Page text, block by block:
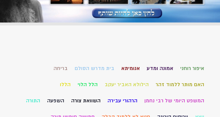
איפור רוחני אמונה ומדע אנומיתא בית מדרש הסולם בריחה
האם מותר ללמוד זהר הילולא האביר יעקב הלל הלוי הללו
המשפט היומי של רבי נחמן הרהורי עבירה השוואת צורה השפעה התורה